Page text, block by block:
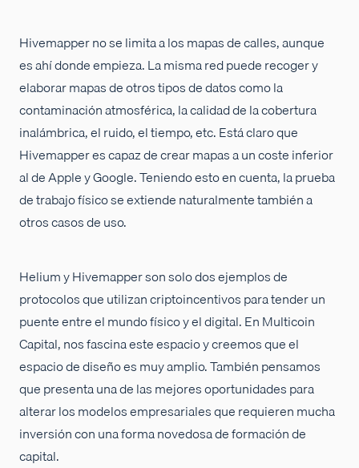
Hivemapper no se limita a los mapas de calles, aunque
es ahí donde empieza. La misma red puede recoger y
elaborar mapas de otros tipos de datos como la
contaminación atmosférica, la calidad de la cobertura
inalámbrica, el ruido, el tiempo, etc. Está claro que
Hivemapper es capaz de crear mapas a un coste inferior
al de Apple y Google. Teniendo esto en cuenta, la prueba
de trabajo físico se extiende naturalmente también a
otros casos de uso.
Helium y Hivemapper son solo dos ejemplos de
protocolos que utilizan criptoincentivos para tender un
puente entre el mundo físico y el digital. En Multicoin
Capital, nos fascina este espacio y creemos que el
espacio de diseño es muy amplio. También pensamos
que presenta una de las mejores oportunidades para
alterar los modelos empresariales que requieren mucha
inversión con una forma novedosa de formación de
capital.